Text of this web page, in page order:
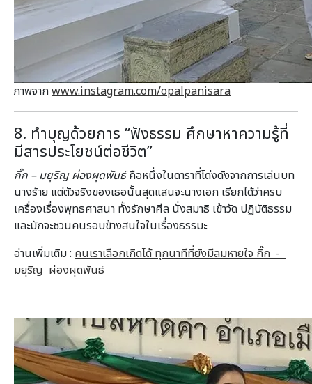
ภาพจากwww.instagram.com/opalpanisara
8. ทำบุญด้วยการ “ฟังธรรม ศึกษาหาความรู้ที่
มีสารประโยชน์ต่อชีวิต”
กิ๊ก – มยุริญ ผ่องผุดพันธ์คือหนึ่งในดาราที่โด่งดังจากการเล่นบท
นางร้าย แต่ตัวจริงของเธอนั้นสุดแสนจะนางเอก เรียกได้ว่าครบ
เครื่องเรื่องพุทธศาสนา ทั้งรักษาศีล นั่งสมาธิ เข้าวัด ปฏิบัติธรรม
และมักจะชวนคนรอบข้างสนใจในเรื่องธรรมะ
อ่านเพิ่มเติม : คนเราเลือกเกิดได้ ทุกนาทีที่ยังมีลมหายใจ กิ๊ก -
มยุริญ ผ่องผุดพันธ์